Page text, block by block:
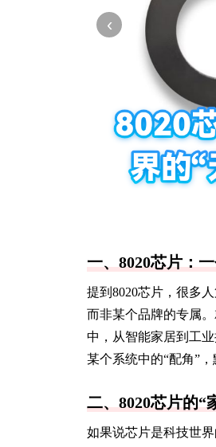
‹
一、8020芯片：
提到8020芯片，很多
而非某个品牌的专属
中，从智能家居到工
某个系统中的“配角”
二、8020芯片的“
如果说芯片是科技世